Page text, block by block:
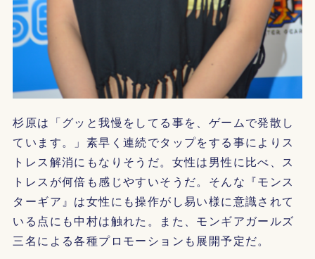
杉原は「グッと我慢をしてる事を、ゲームで発散し
ています。」素早く連続でタップをする事によりス
トレス解消にもなりそうだ。女性は男性に比べ、ス
トレスが何倍も感じやすいそうだ。そんな『モンス
ターギア』は女性にも操作がし易い様に意識されて
いる点にも中村は触れた。また、モンギアガールズ
三名による各種プロモーションも展開予定だ。